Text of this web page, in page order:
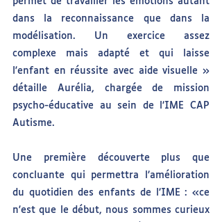
dans la reconnaissance que dans la
modélisation. Un exercice assez
complexe mais adapté et qui laisse
l'enfant en réussite avec aide visuelle »
détaille Aurélia, chargée de mission
psycho-éducative au sein de l’IME CAP
Autisme.
Une première découverte plus que
concluante qui permettra l’amélioration
du quotidien des enfants de l’IME : «ce
n'est que le début, nous sommes curieux